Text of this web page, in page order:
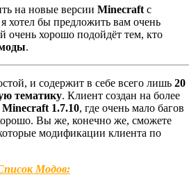
на новые версии Minecraft с
хотел бы предложить вам очень
очень хорошо подойдёт тем, кто
.
и содержит в себе всего лишь 20
тематику. Клиент создан на более
Minecraft 1.7.10, где очень мало багов
Вы же, конечно же, сможете
модификации клиента по
Модов: